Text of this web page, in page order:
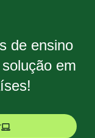
de ensino
em